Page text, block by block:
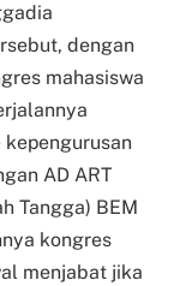
dengan
mahasiswa
AD ART
Tangga) BEM
kongres
menjabat jika